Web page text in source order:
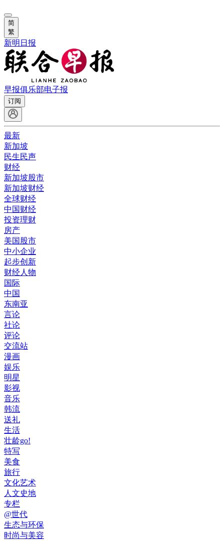
简
繁
新明日报
早报俱乐部电子报
订阅
最新
新加坡
民生民声
财经
新加坡股市
新加坡财经
全球财经
中国财经
投资理财
房产
美国股市
中小企业
起步创新
财经人物
国际
中国
东南亚
言论
社论
评论
交流站
漫画
娱乐
明星
影视
音乐
韩流
送礼
生活
壮龄go!
特写
美食
旅行
文化艺术
人文史地
专栏
@世代
生态与环保
时尚与美容